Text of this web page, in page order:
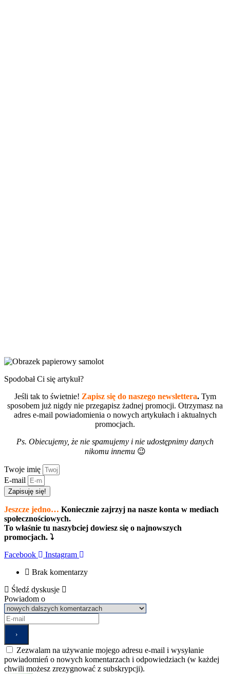
Spodobał Ci się artykuł?
Jeśli tak to świetnie! Zapisz się do naszego newslettera.Tym
sposobem już nigdy nie przegapisz żadnej promocji. Otrzymasz na
adres e-mail powiadomienia o nowych artykułach i aktualnych
promocjach.
Ps. Obiecujemy, że nie spamujemy i nie udostępnimy danych
nikomu innemu😉
Twoje imię
E-mail
Zapisuję się!
Jeszcze jedno… Koniecznie zajrzyj na nasze konta w mediach
społecznościowych.
To właśnie tu naszybciej dowiesz się o najnowszych
promocjach. ⤵
Facebook
Instagram
Brak komentarzy
Śledź dyskusje
Powiadom o
Zezwalam na używanie mojego adresu e-mail i wysyłanie
powiadomień o nowych komentarzach i odpowiedziach (w każdej
chwili możesz zrezygnować z subskrypcji).